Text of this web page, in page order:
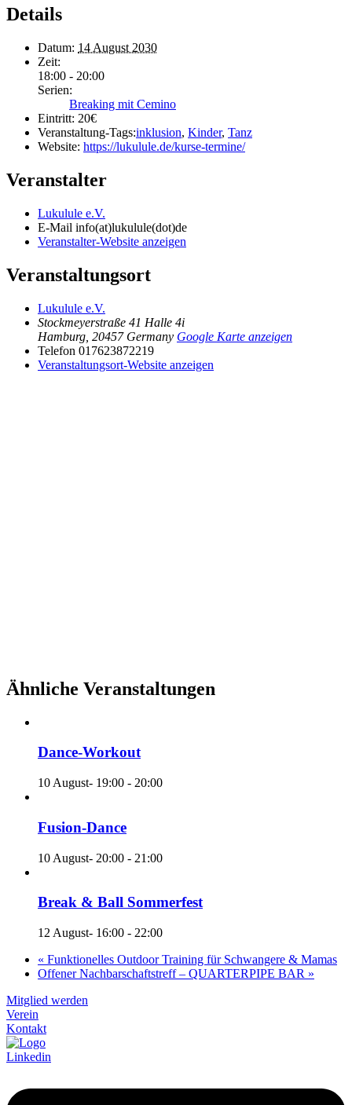
Details
Datum: 14 August 2030
Zeit:
18:00 - 20:00
Serien:
Breaking mit Cemino
Eintritt: 20€
Veranstaltung-Tags:inklusion, Kinder, Tanz
Website: https://lukulule.de/kurse-termine/
Veranstalter
Lukulule e.V.
E-Mail info(at)lukulule(dot)de
Veranstalter-Website anzeigen
Veranstaltungsort
Lukulule e.V.
Stockmeyerstraße 41 Halle 4i
Hamburg 20457 Germany Google Karte anzeigen
Telefon 017623872219
Veranstaltungsort-Website anzeigen
Ähnliche Veranstaltungen
Dance-Workout
10 August- 19:00 - 20:00
Fusion-Dance
10 August- 20:00 - 21:00
Break & Ball Sommerfest
12 August- 16:00 - 22:00
« Funktionelles Outdoor Training für Schwangere & Mamas
Offener Nachbarschaftstreff – QUARTERPIPE BAR »
Mitglied werden
Verein
Kontakt
Linkedin